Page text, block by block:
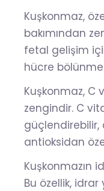
Kuşkonmaz,
bakımından
fetal gelişim
hücre
Kuşkonmaz, C
zengindir. C
güçlendirebilir,
antioksidan
Kuşkonmazın
Bu özellik, idrar